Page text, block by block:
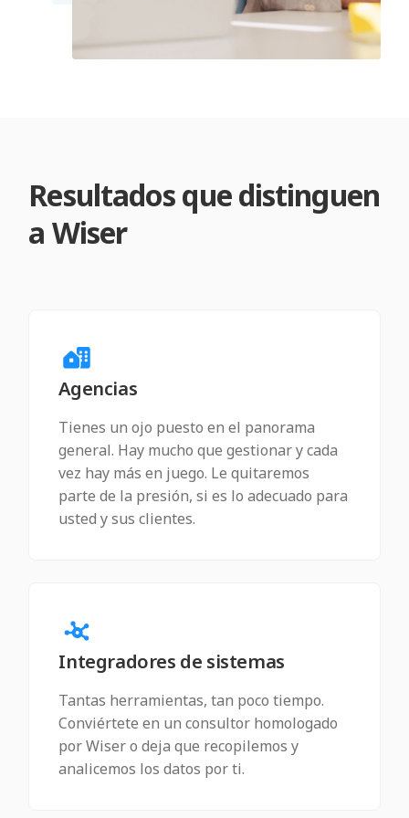
Resultados que distinguen
a Wiser
Agencias
Tienes un ojo puesto en el panorama
general. Hay mucho que gestionar y cada
vez hay más en juego. Le quitaremos
parte de la presión, si es lo adecuado para
usted y sus clientes.
Integradores de sistemas
Tantas herramientas, tan poco tiempo.
Conviértete en un consultor homologado
por Wiser o deja que recopilemos y
analicemos los datos por ti.